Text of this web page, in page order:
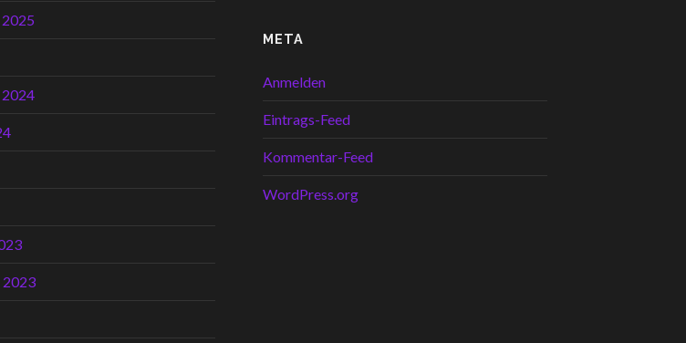
2023
META
Anmelden
Eintrags-Feed
Kommentar-Feed
WordPress.org